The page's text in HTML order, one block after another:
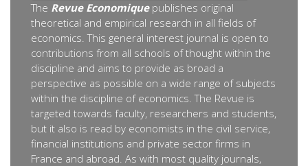
The Revue Economique publishes original
theoretical and empirical research in all fields of
economics. This general interest journal is open to
contributions from all schools of thought within the
discipline and aims to provide as broad a
perspective as possible on a wide range of subjects
within the discipline of economics. The Revue is
targeted towards faculty, researchers and students,
but it also is read by economists in the civil service,
financial institutions and private sector firms in
France and abroad. As with most quality journals,